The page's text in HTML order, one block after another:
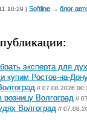
10:29 | Softline → блог
эксперта для
купим Ростов-на-
// 07.08.2026
розницу Волгоград //
Волгоград //